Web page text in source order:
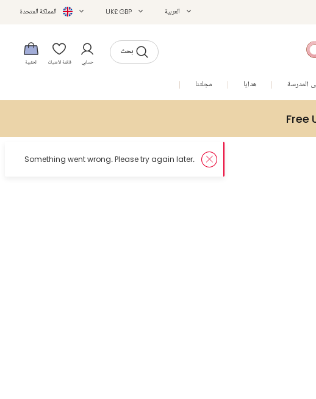
العربية UK£ GBP المملكة المتحدة
بحث
حسابي قائمة الأمنيات الحقيبة
المدرسة هدايا مجلتنا
Free